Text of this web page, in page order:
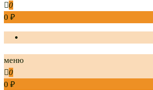
0
0 ₽
меню
0
0 ₽